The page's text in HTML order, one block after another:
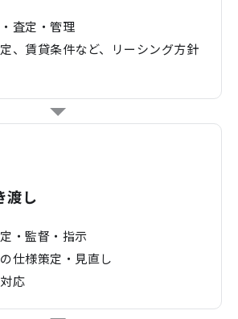
査定・管理
、賃貸条件など、リーシング方針
渡し
・監督・指示
仕様策定・見直し
応